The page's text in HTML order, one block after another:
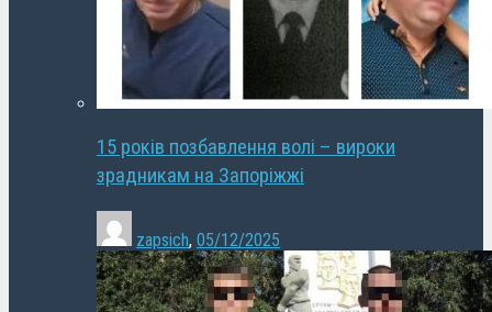
15 років позбавлення волі – вироки
зрадникам на Запоріжжі
zapsich, 05/12/2025